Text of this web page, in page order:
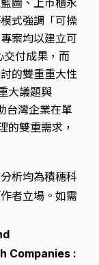
圖、上市櫃永
式強調「可操
案均以建立可
交付成果，而
的雙重重大性
大議題與
台灣企業在單
的雙重需求，
析均為積穗科
者立場。如需
Companies :